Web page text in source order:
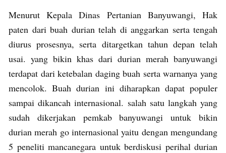
Menurut Kepala Dinas Pertanian Banyuwangi, Hak
paten dari buah durian telah di anggarkan serta tengah
diurus prosesnya, serta ditargetkan tahun depan telah
usai. yang bikin khas dari durian merah banyuwangi
terdapat dari ketebalan daging buah serta warnanya yang
mencolok. Buah durian ini diharapkan dapat populer
sampai dikancah internasional. salah satu langkah yang
sudah dikerjakan pemkab banyuwangi untuk bikin
durian merah go internasional yaitu dengan mengundang
5 peneliti mancanegara untuk berdiskusi perihal durian